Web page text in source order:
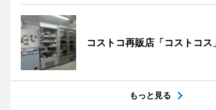
コストコ再販店「コストコス
もっと見る